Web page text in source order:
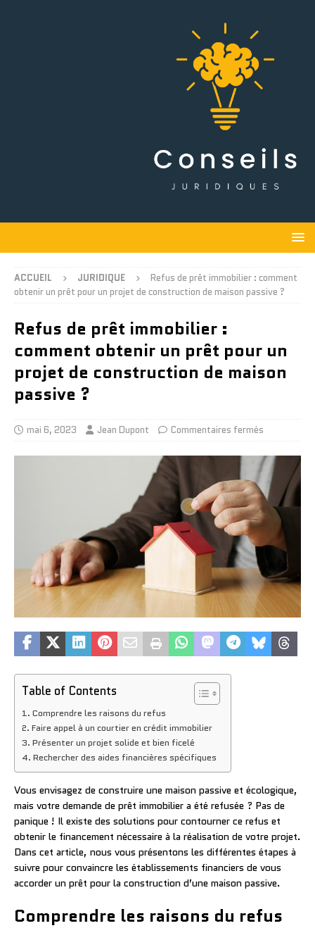
ACCUEIL JURIDIQUE
Refus de prêt immobilier : comment
obtenir un prêt pour un projet de construction de maison passive ?
Refus de prêt immobilier :
comment obtenir un prêt pour un
projet de construction de maison
passive ?
mai 6, 2023 Jean Dupont Commentaires fermés
Table of Contents
Comprendre les raisons du refus
Faire appel à un courtier en crédit immobilier
Présenter un projet solide et bien ficelé
Rechercher des aides financières spécifiques
Vous envisagez de construire une maison passive et écologique,
mais votre demande de prêt immobilier a été refusée ? Pas de
panique ! Il existe des solutions pour contourner ce refus et
obtenir le financement nécessaire à la réalisation de votre projet.
Dans cet article, nous vous présentons les différentes étapes à
suivre pour convaincre les établissements financiers de vous
accorder un prêt pour la construction d’une maison passive.
Comprendre les raisons du refus